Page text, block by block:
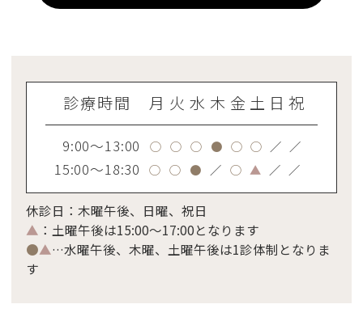
診療時間 月 火 水 木 金 土 日 祝
9:00～13:00 ○ ○ ○ ● ○ ○ ／ ／
15:00～18:30 ○ ○ ● ／ ○ ▲ ／ ／
休診日：木曜午後、日曜、祝日
▲ ：土曜午後は15:00～17:00となります
●▲…水曜午後、木曜、土曜午後は1診体制となりま
す